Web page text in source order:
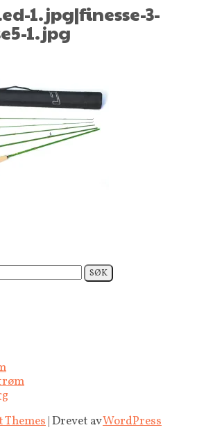
1.jpg|finesse-3-
1.jpg
Themes | Drevet avWordPress